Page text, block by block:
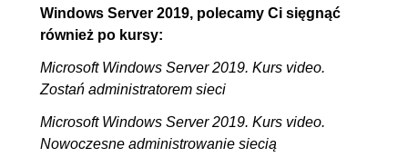
Windows Server 2019, polecamy Ci sięgnąć
również po kursy:
Microsoft Windows Server 2019. Kurs video.
Zostań administratorem sieci
Microsoft Windows Server 2019. Kurs video.
Nowoczesne administrowanie siecią